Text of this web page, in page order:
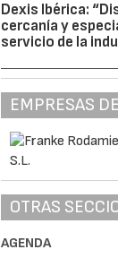
Dexis Ibérica:
cercanía y
servicio de la
EMPRESAS
OTRAS
AGENDA